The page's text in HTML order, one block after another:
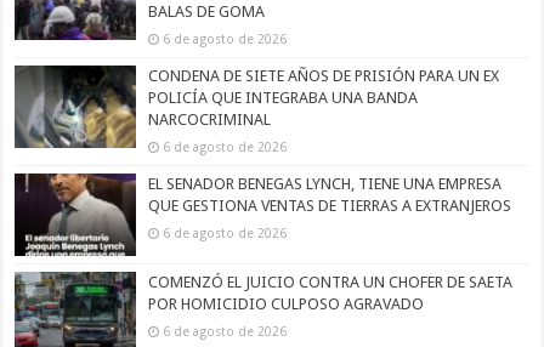
BALAS DE GOMA
6 de agosto de 2026
CONDENA DE SIETE AÑOS DE PRISIÓN PARA UN EX
POLICÍA QUE INTEGRABA UNA BANDA
NARCOCRIMINAL
6 de agosto de 2026
EL SENADOR BENEGAS LYNCH, TIENE UNA EMPRESA
QUE GESTIONA VENTAS DE TIERRAS A EXTRANJEROS
6 de agosto de 2026
COMENZÓ EL JUICIO CONTRA UN CHOFER DE SAETA
POR HOMICIDIO CULPOSO AGRAVADO
6 de agosto de 2026